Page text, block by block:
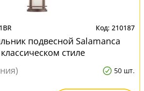
210187
подвесной Salamanca
стиле
50 шт.